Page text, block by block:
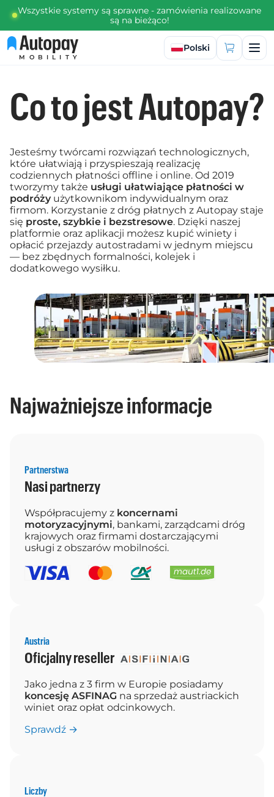
Wszystkie systemy są sprawne - zamówienia realizowane
są na bieżąco!
MOBILITY
Wybierz język
Polski
Co to jest Autopay?
Jesteśmy twórcami rozwiązań technologicznych,
które ułatwiają i przyspieszają realizację
codziennych płatności offline i online. Od 2019
tworzymy także usługi ułatwiające płatności w
podróży użytkownikom indywidualnym oraz
firmom. Korzystanie z dróg płatnych z Autopay staje
się proste, szybkie i bezstresowe. Dzięki naszej
platformie oraz aplikacji możesz kupić winiety i
opłacić przejazdy autostradami w jednym miejscu
— bez zbędnych formalności, kolejek i
dodatkowego wysiłku.
Najważniejsze informacje
Partnerstwa
Nasi partnerzy
Współpracujemy z koncernami
motoryzacyjnymi, bankami, zarządcami dróg
krajowych oraz firmami dostarczającymi
usługi z obszarów mobilności.
Austria
Oficjalny reseller
Jako jedna z 3 firm w Europie posiadamy
koncesję ASFINAG na sprzedaż austriackich
winiet oraz opłat odcinkowych.
Sprawdź →
Liczby